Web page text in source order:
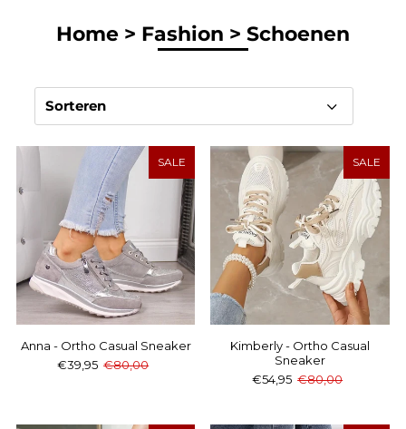
Home > Fashion > Schoenen
Sorteren
SALE
Anna - Ortho Casual Sneaker
€39,95 €80,00
SALE
Kimberly - Ortho Casual
Sneaker
€54,95 €80,00